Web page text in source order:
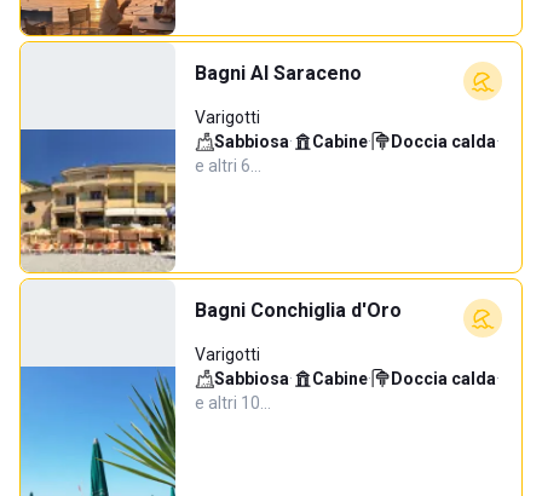
Bagni Al Saraceno
Varigotti
Sabbiosa· Cabine· Doccia calda·
e altri 6…
Bagni Conchiglia d'Oro
Varigotti
Sabbiosa· Cabine· Doccia calda·
e altri 10…